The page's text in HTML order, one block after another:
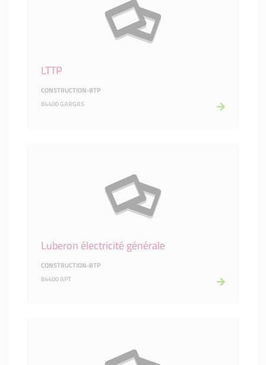
LTTP
CONSTRUCTION-BTP
84400 GARGAS
Luberon électricité générale
CONSTRUCTION-BTP
84400 APT